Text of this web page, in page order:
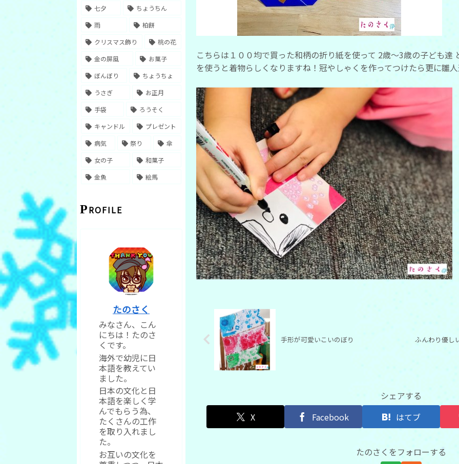
こちらは１００均で買った和柄の折り紙を使って 2歳～3歳の子ども
を使うと着物らしくなりますね！冠やしゃくを作ってつけたら更に雛
手形が可愛いこいのぼり ふんわり優
シェアする
X
Facebook はてブ
たのさくをフォローする
七夕
ちょうちん
雨
柏餅
クリスマス飾り
桃の花
金の屏風
お菓子
ぼんぼり
ちょうちょ
うさぎ
お正月
手袋
ろうそく
キャンドル
プレゼント
病気
祭り
傘
女の子
和菓子
金魚
絵馬
PROFILE
たのさく
みなさん、こん
にちは！たのさ
くです。
海外で幼児に日
本語を教えてい
ました。
日本の文化と日
本語を楽しく学
んでもらう為、
たくさんの工作
を取り入れまし
た。
お互いの文化を